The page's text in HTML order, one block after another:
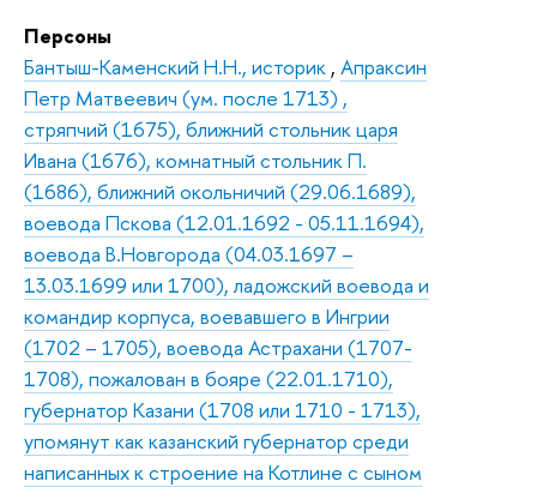
Персоны
Бантыш-Каменский Н.Н., историк , Апраксин
Петр Матвеевич (ум. после 1713) ,
стряпчий (1675), ближний стольник царя
Ивана (1676), комнатный стольник П.
(1686), ближний окольничий (29.06.1689),
воевода Пскова (12.01.1692 - 05.11.1694),
воевода В.Новгорода (04.03.1697 –
13.03.1699 или 1700), ладожский воевода и
командир корпуса, воевавшего в Ингрии
(1702 – 1705), воевода Астрахани (1707-
1708), пожалован в бояре (22.01.1710),
губернатор Казани (1708 или 1710 - 1713),
упомянут как казанский губернатор среди
написанных к строение на Котлине с сыном